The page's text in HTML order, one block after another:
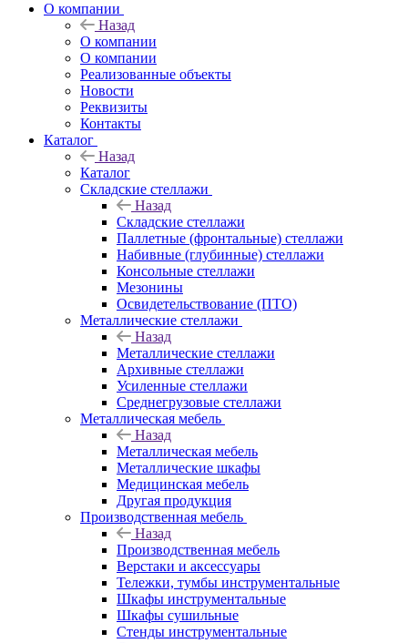
О компании
Назад
О компании
О компании
Реализованные объекты
Новости
Реквизиты
Контакты
Каталог
Назад
Каталог
Складские стеллажи
Назад
Складские стеллажи
Паллетные (фронтальные) стеллажи
Набивные (глубинные) стеллажи
Консольные стеллажи
Мезонины
Освидетельствование (ПТО)
Металлические стеллажи
Назад
Металлические стеллажи
Архивные стеллажи
Усиленные стеллажи
Среднегрузовые стеллажи
Металлическая мебель
Назад
Металлическая мебель
Металлические шкафы
Медицинская мебель
Другая продукция
Производственная мебель
Назад
Производственная мебель
Верстаки и аксессуары
Тележки, тумбы инструментальные
Шкафы инструментальные
Шкафы сушильные
Стенды инструментальные